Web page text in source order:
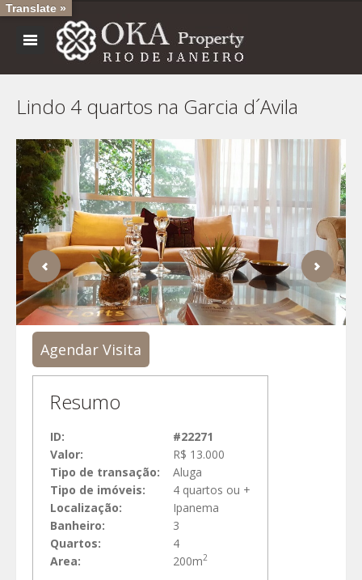
Lindo 4 quartos na Garcia d´Avila
Agendar Visita
Resumo
ID:
#22271
Valor:
R$ 13.000
Tipo de transação:
Aluga
Tipo de imóveis:
4 quartos ou +
Localização:
Ipanema
Banheiro:
3
Quartos:
4
Area:
200m2
Translate »